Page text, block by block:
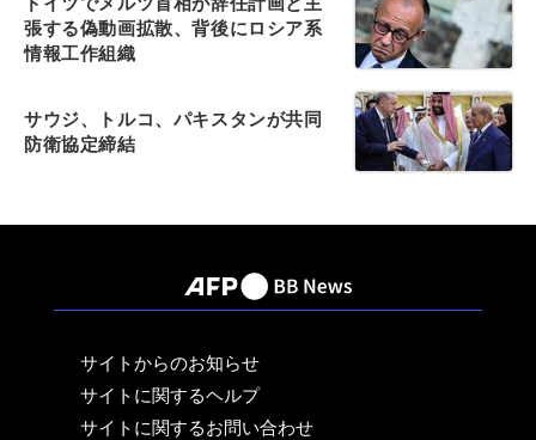
張する偽動画拡散、背後にロシア系
情報工作組織
サウジ、トルコ、パキスタンが共同
防衛協定締結
サイトからのお知らせ
サイトに関するヘルプ
サイトに関するお問い合わせ